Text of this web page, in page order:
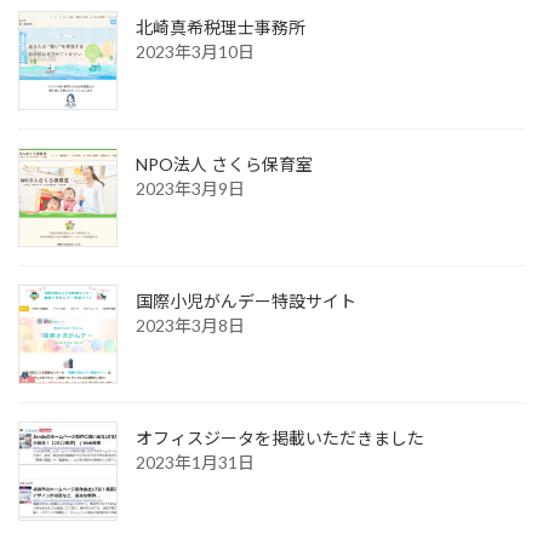
北崎真希税理士事務所
2023年3月10日
NPO法人 さくら保育室
2023年3月9日
国際小児がんデー特設サイト
2023年3月8日
オフィスジータを掲載いただきました
2023年1月31日